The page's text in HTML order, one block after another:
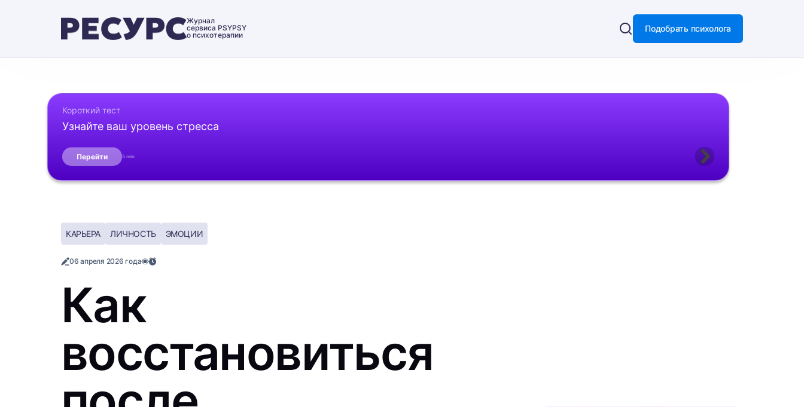
Журнал
сервиса PSYPSY
о психотерапии
Подобрать психолога
Короткий тест
Узнайте ваш уровень стресса
Перейти 5 min
КАРЬЕРА ЛИЧНОСТЬ ЭМОЦИИ
06 апреля 2026 года
Как
восстановиться